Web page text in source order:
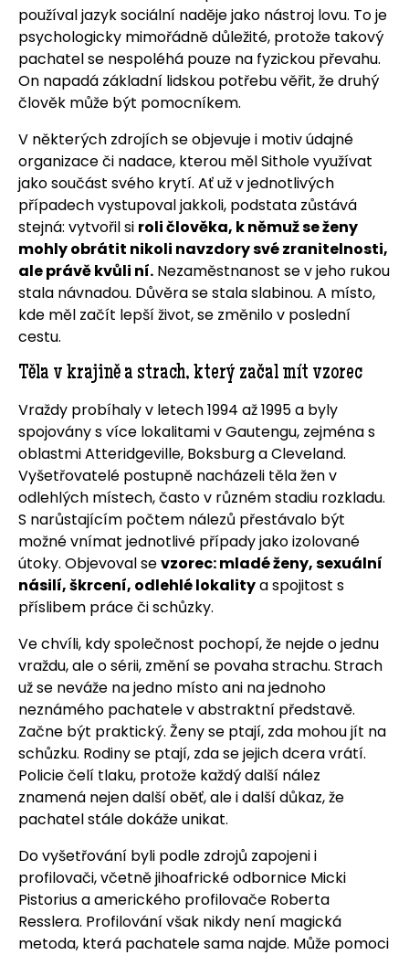
používal jazyk sociální naděje jako nástroj lovu. To je
psychologicky mimořádně důležité, protože takový
pachatel se nespoléhá pouze na fyzickou převahu.
On napadá základní lidskou potřebu věřit, že druhý
člověk může být pomocníkem.
V některých zdrojích se objevuje i motiv údajné
organizace či nadace, kterou měl Sithole využívat
jako součást svého krytí. Ať už v jednotlivých
případech vystupoval jakkoli, podstata zůstává
stejná: vytvořil si roli člověka, k němuž se ženy
mohly obrátit nikoli navzdory své zranitelnosti,
ale právě kvůli ní. Nezaměstnanost se v jeho rukou
stala návnadou. Důvěra se stala slabinou. A místo,
kde měl začít lepší život, se změnilo v poslední
cestu.
Těla v krajině a strach, který začal mít vzorec
Vraždy probíhaly v letech 1994 až 1995 a byly
spojovány s více lokalitami v Gautengu, zejména s
oblastmi Atteridgeville, Boksburg a Cleveland.
Vyšetřovatelé postupně nacházeli těla žen v
odlehlých místech, často v různém stadiu rozkladu.
S narůstajícím počtem nálezů přestávalo být
možné vnímat jednotlivé případy jako izolované
útoky. Objevoval sevzorec: mladé ženy, sexuální
násilí, škrcení, odlehlé lokalitya spojitost s
příslibem práce či schůzky.
Ve chvíli, kdy společnost pochopí, že nejde o jednu
vraždu, ale o sérii, změní se povaha strachu. Strach
už se neváže na jedno místo ani na jednoho
neznámého pachatele v abstraktní představě.
Začne být praktický. Ženy se ptají, zda mohou jít na
schůzku. Rodiny se ptají, zda se jejich dcera vrátí.
Policie čelí tlaku, protože každý další nález
znamená nejen další oběť, ale i další důkaz, že
pachatel stále dokáže unikat.
Do vyšetřování byli podle zdrojů zapojeni i
profilovači, včetně jihoafrické odbornice Micki
Pistorius a amerického profilovače Roberta
Resslera. Profilování však nikdy není magická
metoda, která pachatele sama najde. Může pomoci